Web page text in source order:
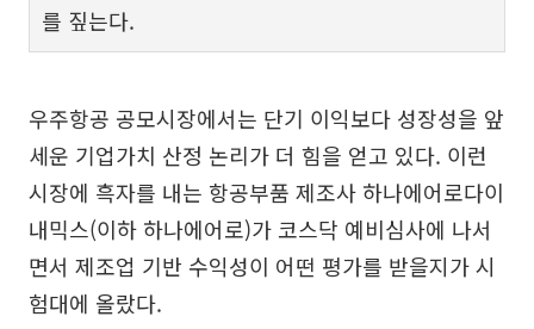
를 짚는다.
우주항공 공모시장에서는 단기 이익보다 성장성을 앞
세운 기업가치 산정 논리가 더 힘을 얻고 있다. 이런
시장에 흑자를 내는 항공부품 제조사 하나에어로다이
내믹스(이하 하나에어로)가 코스닥 예비심사에 나서
면서 제조업 기반 수익성이 어떤 평가를 받을지가 시
험대에 올랐다.